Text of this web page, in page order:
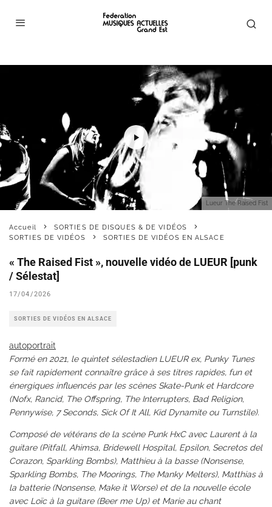
Lueur The Raised Fist
Accueil
SORTIES DE DISQUES & DE VIDÉOS
SORTIES DE VIDÉOS
SORTIES DE VIDÉOS EN ALSACE
« The Raised Fist », nouvelle vidéo de LUEUR [punk
/ Sélestat]
17/04/2026
SORTIES DE VIDÉOS EN ALSACE
autoportrait
Formé en 2021, le quintet sélestadien LUEUR ex, Punky Tunes
se fait rapidement connaître grâce à ses titres rapides, fun et
énergiques influencés par les scènes Skate-Punk et Hardcore
(Nofx, Rancid, The Offspring, The Interrupters, Bad Religion,
Pennywise, 7 Seconds, Sick Of It All, Kid Dynamite ou Turnstile).
Composé de vétérans de la scène Punk HxC avec Laurent à la
guitare (Pitfall, Ahimsa, Bridewell Hospital, Epsilon, Secretos del
Corazon, Sparkling Bombs), Matthieu à la basse (Nonsense,
Sparkling Bombs, The Moorings, The Manky Melters), Matthias à
la batterie (Nonsense, Make it Worse) et de la nouvelle école
avec Loïc à la guitare (Beer me Up) et Marie au chant